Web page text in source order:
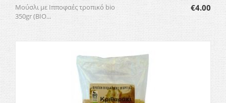
Μούσλι με Ιπποφαές τροπικό bio
350gr (ΒΙΟ...
€4.00